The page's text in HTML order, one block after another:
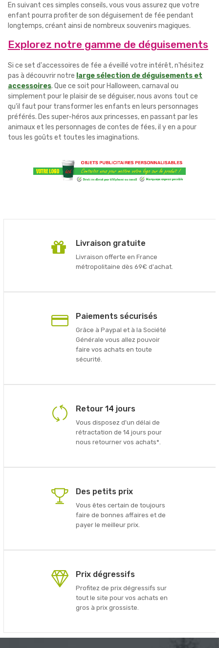
En suivant ces simples conseils, vous vous assurez que votre
enfant pourra profiter de son déguisement de fée pendant
longtemps, créant ainsi de nombreux souvenirs magiques.
Explorez notre gamme de déguisements
Si ce set d'accessoires de fée a éveillé votre intérêt, n'hésitez
pas à découvrir notre large sélection de déguisements et
accessoires. Que ce soit pour Halloween, carnaval ou
simplement pour le plaisir de se déguiser, nous avons tout ce
qu'il faut pour transformer les enfants en leurs personnages
préférés. Des super-héros aux princesses, en passant par les
animaux et les personnages de contes de fées, il y en a pour
tous les goûts et toutes les imaginations.
Livraison gratuite
Livraison offerte en France
métropolitaine dès 69€ d'achat.
Paiements sécurisés
Grâce à Paypal et à la Société
Générale vous allez pouvoir
faire vos achats en toute
sécurité.
Retour 14 jours
Vous disposez d'un délai de
rétractation de 14 jours pour
nous retourner vos achats*.
Des petits prix
Vous êtes certain de toujours
faire de bonnes affaires et de
payer le meilleur prix.
Prix dégressifs
Profitez de prix dégressifs sur
tout le site pour vos achats en
gros à prix grossiste.